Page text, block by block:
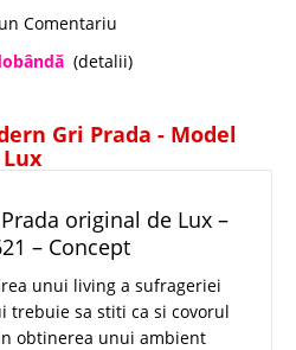
Comentariu
(detalii)
Gri Prada - Model
original de Lux –
– Concept
unui living a sufrageriei
trebuie sa stiti ca si covorul
obtinerea unui ambient